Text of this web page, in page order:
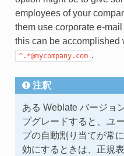
employees of your
them use corporate e-
this can be accomplished
^.*@mycompany.com .
注釈
ある Weblate バージョ
プグレードすると、 ユ
プの自動割り当てが常
効にするときは、正規